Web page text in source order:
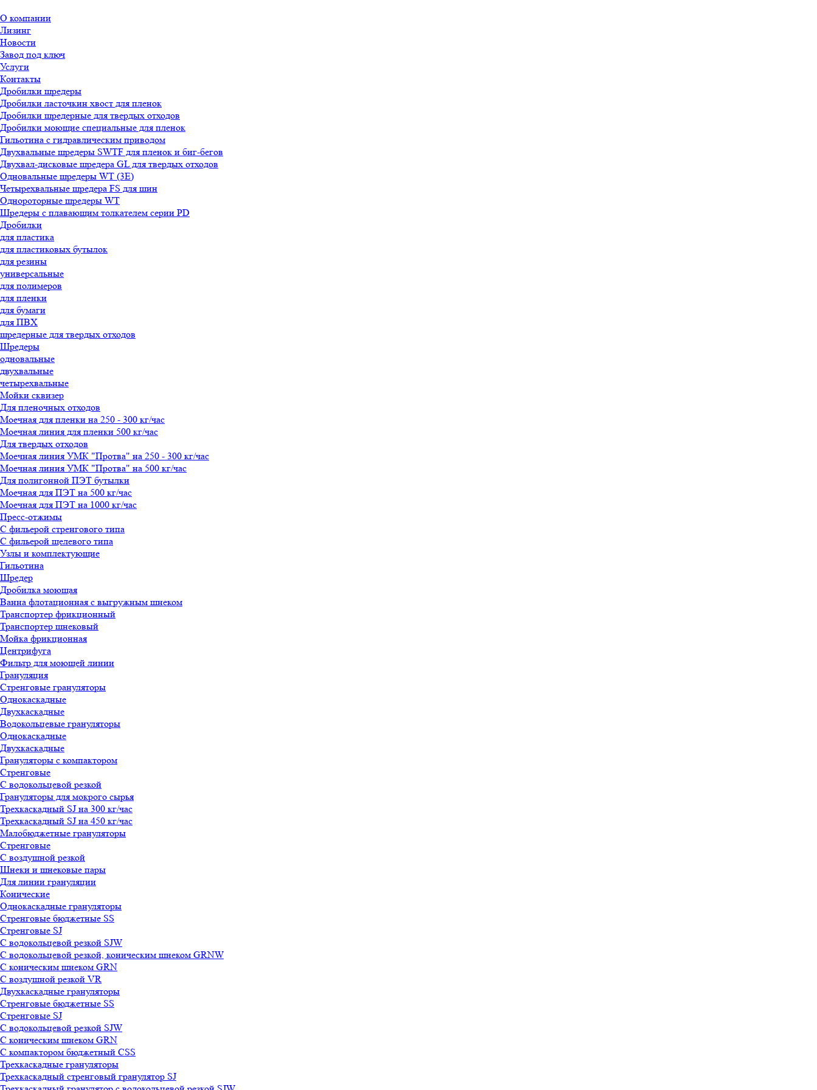
О компании
Лизинг
Новости
Завод под ключ
Услуги
Контакты
Дробилки шредеры
Дробилки ласточкин хвост для пленок
Дробилки шредерные для твердых отходов
Дробилки моющие специальные для пленок
Гильотина с гидравлическим приводом
Двухвальные шредеры SWTF для пленок и биг-бегов
Двухвал-дисковые шредера GL для твердых отходов
Одновальные шредеры WT (3E)
Четырехвальные шредера FS для шин
Однороторные шредеры WT
Шредеры с плавающим толкателем серии PD
Дробилки
для пластика
для пластиковых бутылок
для резины
универсальные
для полимеров
для пленки
для бумаги
для ПВХ
шредерные для твердых отходов
Шредеры
одновальные
двухвальные
четырехвальные
Мойки сквизер
Для пленочных отходов
Моечная для пленки на 250 - 300 кг/час
Моечная линия для пленки 500 кг/час
Для твердых отходов
Моечная линия УМК "Протва" на 250 - 300 кг/час
Моечная линия УМК "Протва" на 500 кг/час
Для полигонной ПЭТ бутылки
Моечная для ПЭТ на 500 кг/час
Моечная для ПЭТ на 1000 кг/час
Пресс-отжимы
С фильерой стренгового типа
С фильерой щелевого типа
Узлы и комплектующие
Гильотина
Шредер
Дробилка моющая
Ванна флотационная с выгружным шнеком
Транспортер фрикционный
Транспортер шнековый
Мойка фрикционная
Центрифуга
Фильтр для моющей линии
Грануляция
Стренговые грануляторы
Однокаскадные
Двухкаскадные
Водокольцевые грануляторы
Однокаскадные
Двухкаскадные
Грануляторы с компактором
Стренговые
С водокольцевой резкой
Грануляторы для мокрого сырья
Трехкаскадный SJ на 300 кг/час
Трехкаскадный SJ на 450 кг/час
Малобюджетные грануляторы
Стренговые
С воздушной резкой
Шнеки и шнековые пары
Для линии грануляции
Конические
Однокаскадные грануляторы
Стренговые бюджетные SS
Стренговые SJ
С водокольцевой резкой SJW
С водокольцевой резкой, коническим шнеком GRNW
С коническим шнеком GRN
С воздушной резкой VR
Двухкаскадные грануляторы
Стренговые бюджетные SS
Стренговые SJ
С водокольцевой резкой SJW
С коническим шнеком GRN
С компактором бюджетный CSS
Трехкаскадные грануляторы
Трехкаскадный стренговый гранулятор SJ